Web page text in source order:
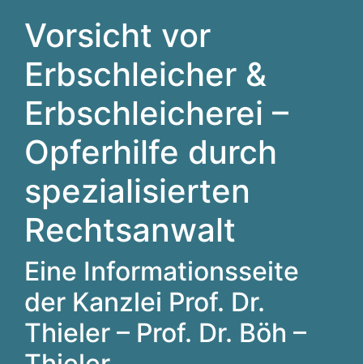
Vorsicht vor
Erbschleicher &
Erbschleicherei –
Opferhilfe durch
spezialisierten
Rechtsanwalt
Eine Informationsseite
der Kanzlei Prof. Dr.
Thieler – Prof. Dr. Böh –